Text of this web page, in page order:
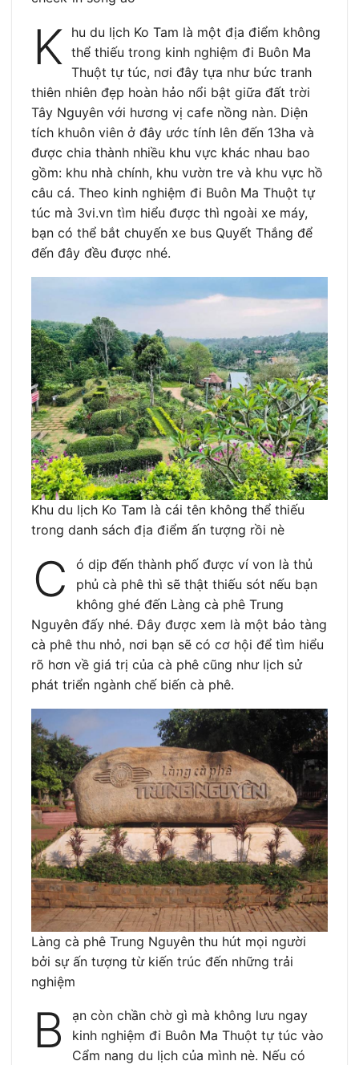
K hu du lịch Ko Tam là một địa điểm không
thể thiếu trong kinh nghiệm đi Buôn Ma
Thuột tự túc, nơi đây tựa như bức tranh
thiên nhiên đẹp hoàn hảo nổi bật giữa đất trời
Tây Nguyên với hương vị cafe nồng nàn. Diện
tích khuôn viên ở đây ước tính lên đến 13ha và
được chia thành nhiều khu vực khác nhau bao
gồm: khu nhà chính, khu vườn tre và khu vực hồ
câu cá. Theo kinh nghiệm đi Buôn Ma Thuột tự
túc mà 3vi.vn tìm hiểu được thì ngoài xe máy,
bạn có thể bắt chuyến xe bus Quyết Thắng để
đến đây đều được nhé.
Khu du lịch Ko Tam là cái tên không thể thiếu
trong danh sách địa điểm ấn tượng rồi nè
C
ó dịp đến thành phố được ví von là thủ
phủ cà phê thì sẽ thật thiếu sót nếu bạn
không ghé đến Làng cà phê Trung
Nguyên đấy nhé. Đây được xem là một bảo tàng
cà phê thu nhỏ, nơi bạn sẽ có cơ hội để tìm hiểu
rõ hơn về giá trị của cà phê cũng như lịch sử
phát triển ngành chế biến cà phê.
Làng cà phê Trung Nguyên thu hút mọi người
bởi sự ấn tượng từ kiến trúc đến những trải
nghiệm
B
ạn còn chần chờ gì mà không lưu ngay
kinh nghiệm đi Buôn Ma Thuột tự túc vào
Cẩm nang du lịch của mình nè. Nếu có